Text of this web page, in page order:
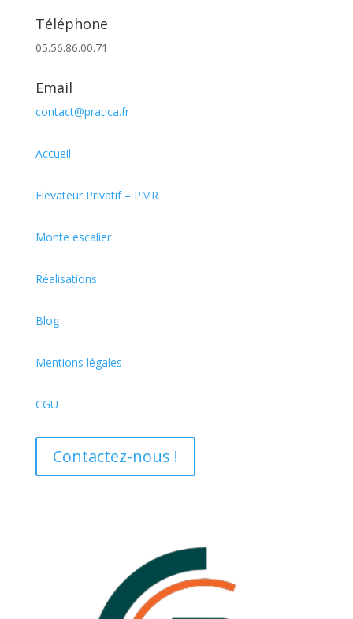
Téléphone
05.56.86.00.71
Email
contact@pratica.fr
Accueil
Elevateur Privatif – PMR
Monte escalier
Réalisations
Blog
Mentions légales
CGU
Contactez-nous !